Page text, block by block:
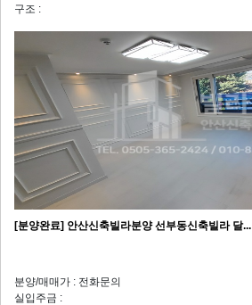
구조 :
[분양완료] 안산신축빌라분양 선부동신축빌라 달...
분양/매매가 : 전화문의
실입주금 :